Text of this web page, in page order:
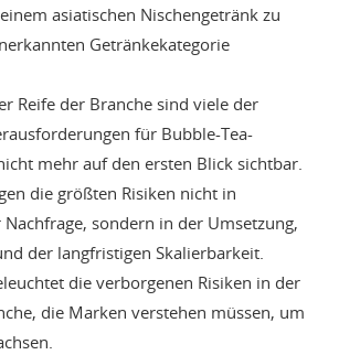
asiatischen Nischengetränk zu
Getränkekategorie
Reife der Branche sind viele der
für Bubble-Tea-
mehr auf den ersten Blick sichtbar.
die größten Risiken nicht in
sondern in der Umsetzung,
der langfristigen Skalierbarkeit.
die verborgenen Risiken in der
die Marken verstehen müssen, um